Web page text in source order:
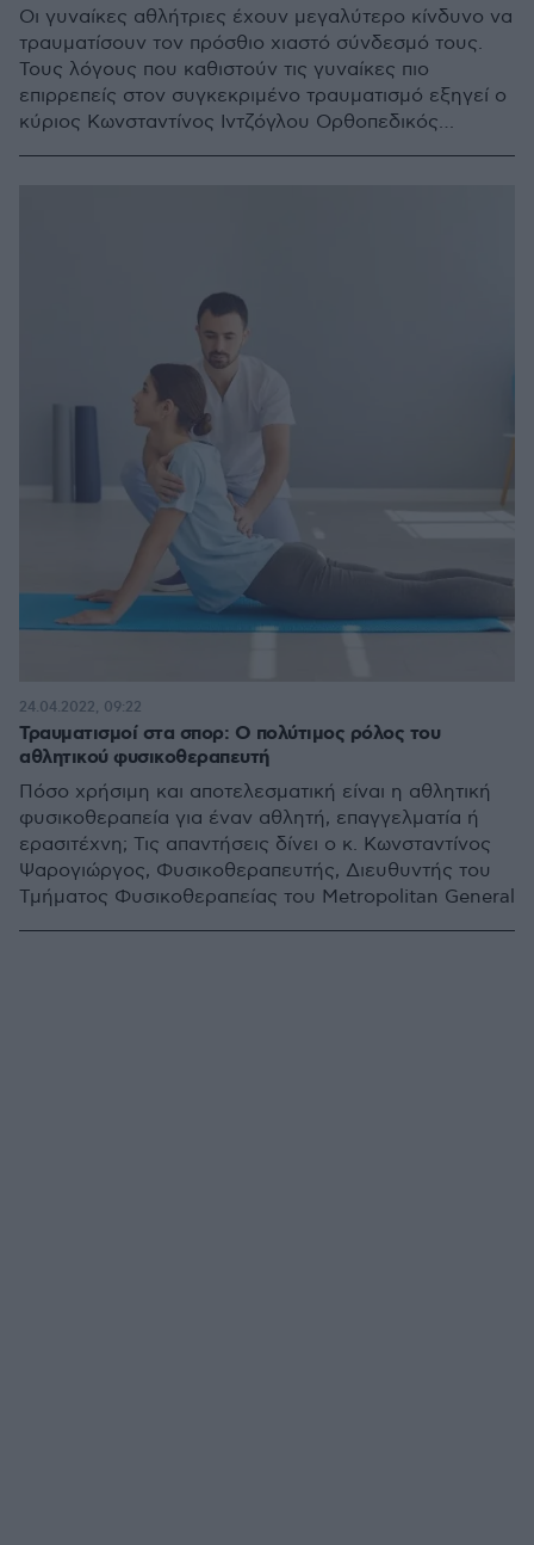
Οι γυναίκες αθλήτριες έχουν μεγαλύτερο κίνδυνο να
τραυματίσουν τον πρόσθιο χιαστό σύνδεσμό τους.
Τους λόγους που καθιστούν τις γυναίκες πιο
επιρρεπείς στον συγκεκριμένο τραυματισμό εξηγεί ο
κύριος Κωνσταντίνος Ιντζόγλου Ορθοπεδικός
Τραυματισμοί στα σπορ: Ο πολύτιμος ρόλος του
αθλητικού φυσικοθεραπευτή
Πόσο χρήσιμη και αποτελεσματική είναι η αθλητική
φυσικοθεραπεία για έναν αθλητή, επαγγελματία ή
ερασιτέχνη; Τις απαντήσεις δίνει ο κ. Κωνσταντίνος
Ψαρογιώργος, Φυσικοθεραπευτής, Διευθυντής του
Τμήματος Φυσικοθεραπείας του Μetropolitan General
24.04.2022, 09:22